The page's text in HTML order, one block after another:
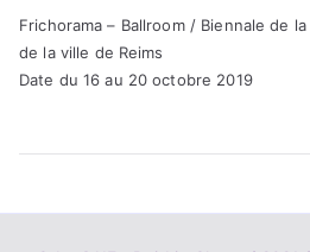
Frichorama – Ballroom / Biennale de
de la ville de Reims
Date du 16 au 20 octobre 2019